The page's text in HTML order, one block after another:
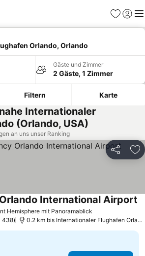
Favoriten
Orlando, Orlando
Gäste und Zimmer
2 Gäste, 1 Zimmer
Filtern Karte
Internationaler
(Orlando, USA)
an uns unser Ranking
Teilen
Hemisphere mit Panoramablick
International Airport
438 0.2 km bis Internationaler Flughafen